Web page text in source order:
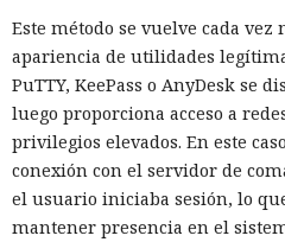
Este método se vuelve cada vez
apariencia de utilidades
PuTTY, KeePass o AnyDesk se
luego proporciona acceso a
privilegios elevados. En este
conexión con el servidor de
el usuario iniciaba sesión, lo
mantener presencia en el